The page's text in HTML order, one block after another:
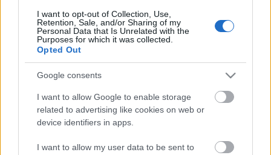
I want to opt-out of Collection, Use,
Retention, Sale, and/or Sharing of my
Personal Data that Is Unrelated with the
Purposes for which it was collected.
Opted Out
Google consents
I want to allow Google to enable storage
related to advertising like cookies on web or
device identifiers in apps.
I want to allow my user data to be sent to
filmről mosolyog a nézőkre? Pedig megtörténik,
szerepel a Még egy kört mindenkinek címet viselő,
igencsak nézhető moziban. Nem ő a főszereplő,
annál Mads Mikkelsen egy kicsit fotogénebb, de ott
van egy jelenetben, és még abban sem negatív
hősként. Az…